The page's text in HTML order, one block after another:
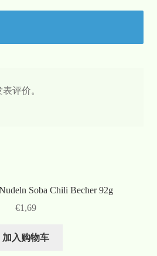
评价。
Soba Chili Becher 92g
€1,69
加入购物车